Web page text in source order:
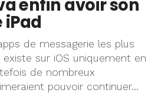
enfin avoir son
de messagerie les plus
sur iOS uniquement en
de nombreux
pouvoir continuer...